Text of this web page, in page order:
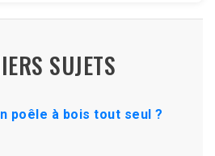
SUJETS
poêle à bois tout seul ?